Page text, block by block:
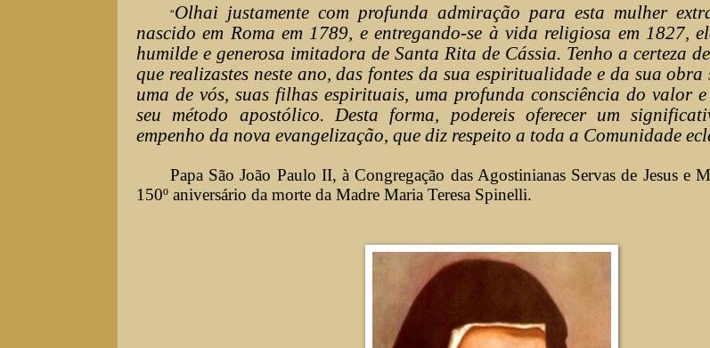
“Olhai justamente com profunda admiração para esta mulher
nascido em Roma em 1789, e entregando-se à vida religiosa em 1827,
humilde e generosa imitadora de Santa Rita de Cássia. Tenho a certeza
que realizastes neste ano, das fontes da sua espiritualidade e da sua obra
uma de vós, suas filhas espirituais, uma profunda consciência do valor
seu método apostólico. Desta forma, podereis oferecer um
empenho da nova evangelização, que diz respeito a toda a Comunidade
Papa São João Paulo II, à Congregação das Agostinianas Servas de Jesus e
150º aniversário da morte da Madre Maria Teresa Spinelli.